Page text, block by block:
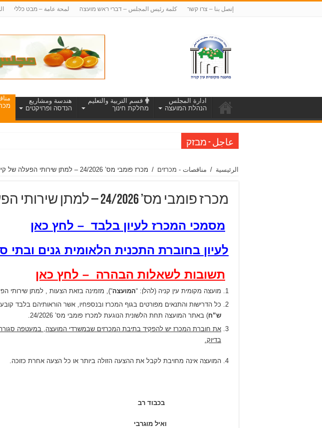
إتصل بنا – צרו קשר كلمة رئيس المجلس – דברי ראש מועצה لمحة عامة – מבט כללי
ادارة المجلس
הנהלת המועצה
قسم التربية والتعليم
מחלקת חינוך
هندسة ومشاريع
הנדסה ופרויקטים
عاجل - מבזק
الرئيسية / مناقصات - מכרזים / מכרז פומבי מס’ 24/2026 – למתן שירותי הפעלה של קייטנת בי”ס וגנים בחופש הגדול
מכרז פומבי מס’ 24/2026 – למתן שירותי הפעלה של קייטנת בי”ס וגנים בחופש הגדול
מסמכי המכרז לעיון בלבד – לחץ כאן
לעיון בחוברת התכנית הלאומית גנים
תשובות לשאלות הבהרה – לחץ כאן
מועצה מקומית עין קניה (להלן: “המועצה“), מזמינה בזאת הצעות , למתן שירותי
כל הדרישות והתנאים מפורטים בגוף המכרז ובנספחיו, אשר הוראותיהם בלבד
ש”ח) באתר המועצה תחת הלשונית הנוגעת למכרז פומבי מס’ 24/2026.
את חוברת המכרז יש להפקיד בתיבת המכרזים שבמשרדי המועצה, במעטפה סגורה נושאת ציון מכרז
בדיוק.
המועצה אינה מחויבת לקבל את ההצעה הזולה ביותר או כל הצעה אחרת כזוכה.
בכבוד רב
ואיל מוגרבי